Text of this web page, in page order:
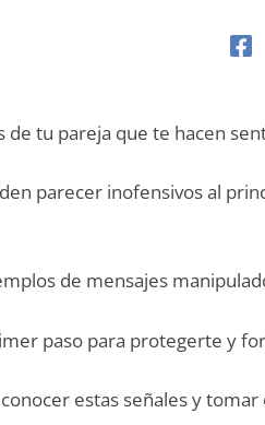
de tu pareja que te hacen
parecer inofensivos al
de mensajes
paso para protegerte y
estas señales y